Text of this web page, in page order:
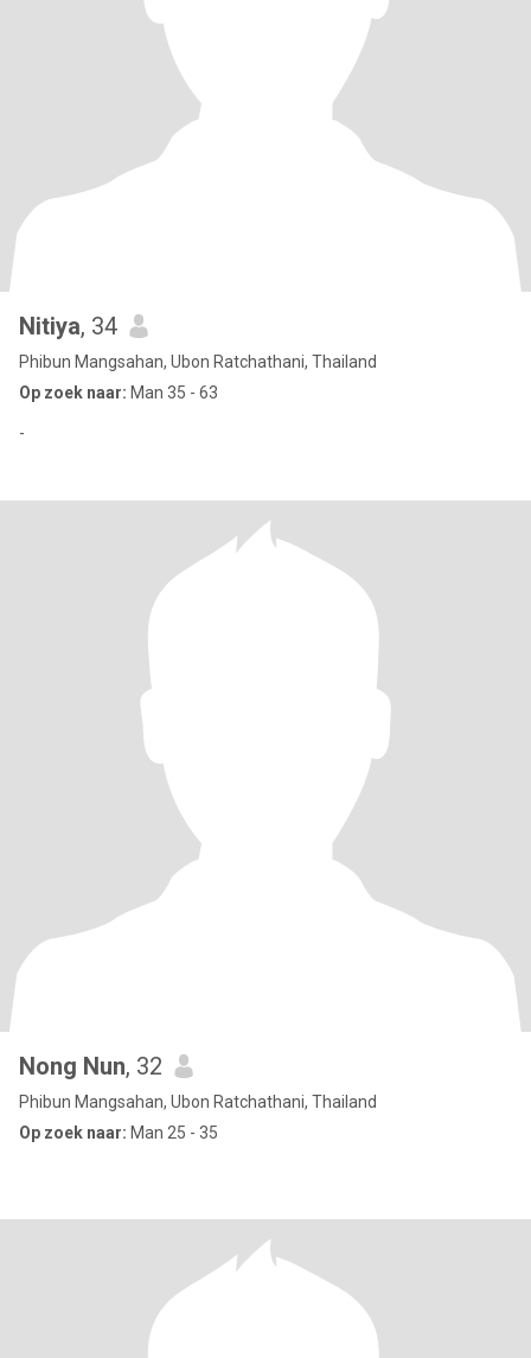
Nitiya, 34
Phibun Mangsahan, Ubon Ratchathani, Thailand
Op zoek naar: Man 35 - 63
-
Nong Nun, 32
Phibun Mangsahan, Ubon Ratchathani, Thailand
Op zoek naar: Man 25 - 35